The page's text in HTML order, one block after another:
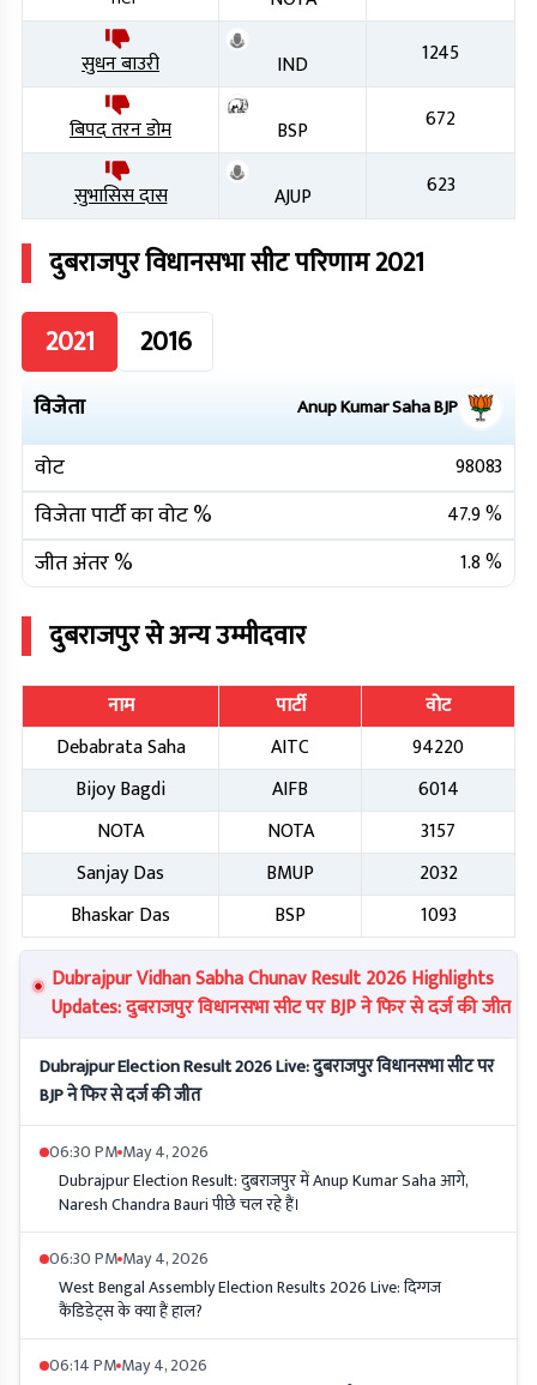
सुधन बाउरी IND 1245
बिपद तरन डोम BSP 672
सुभासिस दास AJUP 623
दुबराजपुरविधानसभा सीट परिणाम2021
2021
2016
विजेता Anup Kumar SahaBJP
वोट 98083
विजेता पार्टी का वोट % 47.9%
जीत अंतर % 1.8%
दुबराजपुरसे अन्य उम्मीदवार
नाम पार्टी
वोट
Debabrata Saha
AITC
94220
Bijoy Bagdi
AIFB
6014
NOTA
NOTA
3157
Sanjay Das
BMUP
2032
Bhaskar Das
BSP
1093
Dubrajpur Vidhan Sabha Chunav Result 2026 Highlights
Updates: दुबराजपुर विधानसभा सीट पर BJP ने फिर से दर्ज की जीत
Dubrajpur Election Result 2026 Live: दुबराजपुर विधानसभा सीट पर
BJP ने फिर से दर्ज की जीत
06:30 PM May 4, 2026
Dubrajpur Election Result: दुबराजपुर में Anup Kumar Saha आगे,
Naresh Chandra Bauri पीछे चल रहे हैं।
06:30 PM May 4, 2026
West Bengal Assembly Election Results 2026 Live: दिग्गज
कैंडिडेट्स के क्या हैं हाल?
06:14 PM May 4, 2026